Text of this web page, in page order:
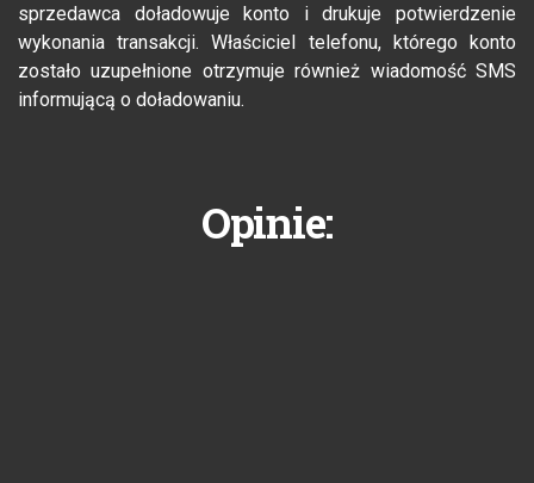
sprzedawca doładowuje konto i drukuje potwierdzenie
wykonania transakcji. Właściciel telefonu, którego konto
zostało uzupełnione otrzymuje również wiadomość SMS
informującą o doładowaniu.
Opinie: